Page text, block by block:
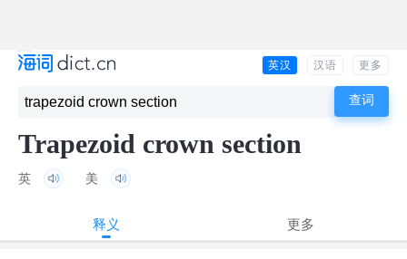
英汉 汉语 更多
Trapezoid crown section
英 美
释义 更多